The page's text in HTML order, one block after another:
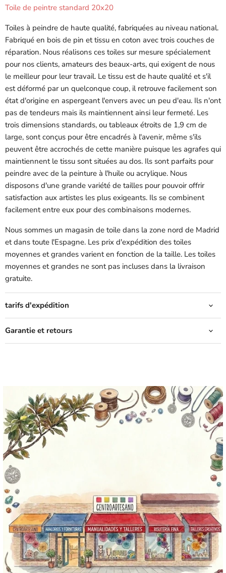
Toile de peintre standard 20x20
Toiles à peindre de haute qualité, fabriquées au niveau national.
Fabriqué en bois de pin et tissu en coton avec trois couches de
réparation. Nous réalisons ces toiles sur mesure spécialement
pour nos clients, amateurs des beaux-arts, qui exigent de nous
le meilleur pour leur travail. Le tissu est de haute qualité et s'il
est déformé par un quelconque coup, il retrouve facilement son
état d'origine en aspergeant l'envers avec un peu d'eau. Ils n'ont
pas de tendeurs mais ils maintiennent ainsi leur fermeté. Les
trois dimensions standards, ou tableaux étroits de 1,9 cm de
large, sont conçus pour être encadrés à l'avenir, même s'ils
peuvent être accrochés de cette manière puisque les agrafes qui
maintiennent le tissu sont situées au dos. Ils sont parfaits pour
peindre avec de la peinture à l'huile ou acrylique. Nous
disposons d'une grande variété de tailles pour pouvoir offrir
satisfaction aux artistes les plus exigeants. Ils se combinent
facilement entre eux pour des combinaisons modernes.
Nous sommes un magasin de toile dans la zone nord de Madrid
et dans toute l'Espagne. Les prix d'expédition des toiles
moyennes et grandes varient en fonction de la taille. Les toiles
moyennes et grandes ne sont pas incluses dans la livraison
gratuite.
tarifs d'expédition
Garantie et retours